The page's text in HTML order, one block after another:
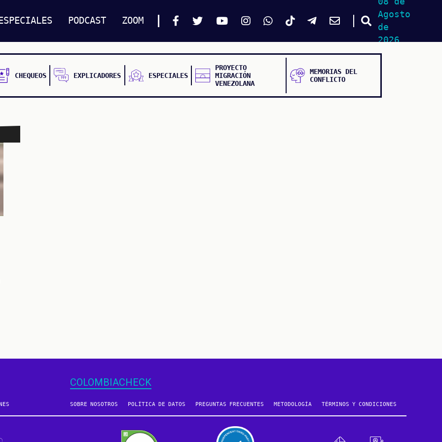
PODCAST ZOOM
Agosto
de
2026
CHEQUEOS EXPLICADORES ESPECIALES
PROYECTO
MIGRACIÓN
VENEZOLANA
MEMORIAS DEL
CONFLICTO
COLOMBIACHECK
SOBRE NOSOTROS POLÍTICA DE DATOS PREGUNTAS FRECUENTES METODOLOGÍA TÉRMINOS Y CONDICIONES